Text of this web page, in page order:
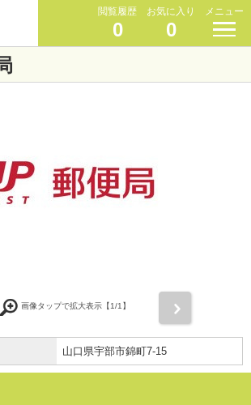
閲覧履歴
0
お気に入り
0
メニュー
画像タップで拡大表示【1/1】
山口県宇部市錦町7-15